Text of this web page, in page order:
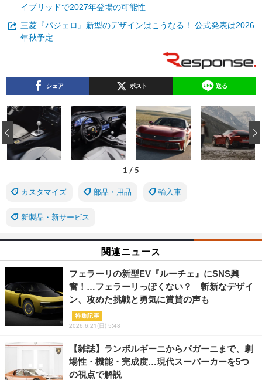
イブリッドで2027年登場の可能性
三菱『パジェロ』新型のデザインはこうなる！ 公式発表は2026
年秋予定
シェア ポスト 送る
1 / 5
‹
カスタマイズ 部品・用品 輸入車
新製品・新サービス
関連ニュース
フェラーリの新型EV『ルーチェ』にSNS興
奮！…フェラーリっぽくない？ 斬新なデザイ
ン、攻めた挑戦と勇気に賞賛の声も
特集記事
2026.6.21(日) 5:48
【雑誌】ランボルギーニからパガーニまで、劇
場性・機能・完成度…現代スーパーカーを5つ
の視点で解説